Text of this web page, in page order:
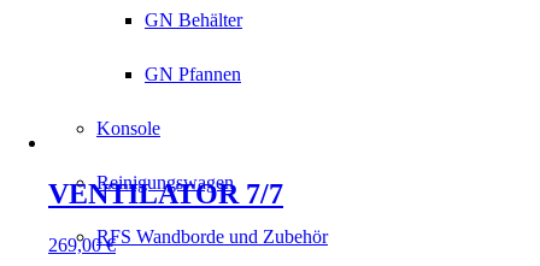
GN Behälter
GN Pfannen
Konsole
Reinigungswagen
RFS Wandborde und Zubehör
VENTILATOR 7/7
269,00€